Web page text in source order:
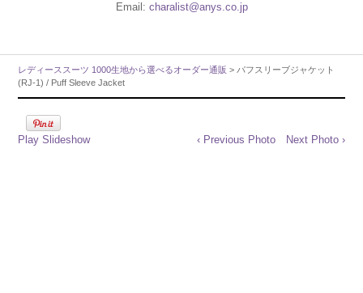
Email: charalist@anys.co.jp
レディーススーツ 1000生地から選べるオーダー通販 > パフスリーブジャケット
(RJ-1) / Puff Sleeve Jacket
Play Slideshow ‹ Previous Photo Next Photo ›